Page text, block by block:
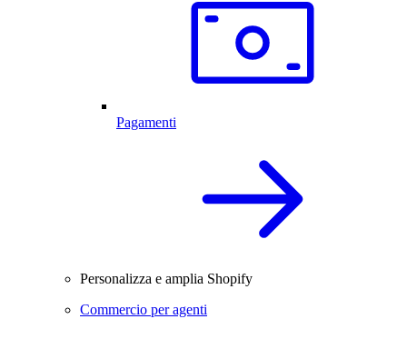
Pagamenti
Personalizza e amplia Shopify
Commercio per agenti